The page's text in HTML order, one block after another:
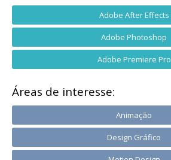
Adobe After Effects
Adobe Photoshop
Adobe Premiere Pro
Áreas de interesse:
Animação
Design Gráfico